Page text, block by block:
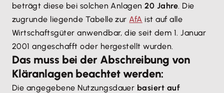
beträgt diese bei solchen Anlagen20 Jahre. Die
zugrunde liegende Tabelle zurAfA ist auf alle
Wirtschaftsgüter anwendbar, die seit dem 1. Januar
2001 angeschafft oder hergestellt wurden.
Das muss bei der Abschreibung von
Kläranlagen beachtet werden:
Die angegebene Nutzungsdauer basiert auf